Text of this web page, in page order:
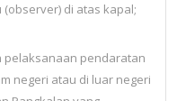
di atas kapal;
pelaksanaan pendaratan
negeri atau di luar negeri